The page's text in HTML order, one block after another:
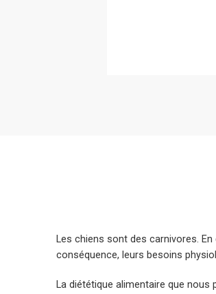
Les chiens sont des carnivores.
conséquence, leurs besoins
La diététique alimentaire que